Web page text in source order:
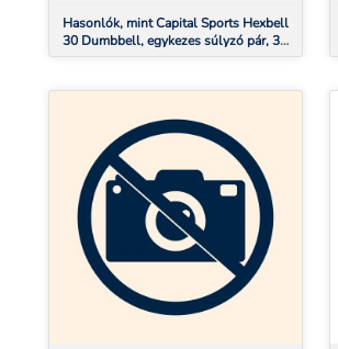
Hasonlók, mint Capital Sports Hexbell
30 Dumbbell, egykezes súlyzó pár, 30
kg